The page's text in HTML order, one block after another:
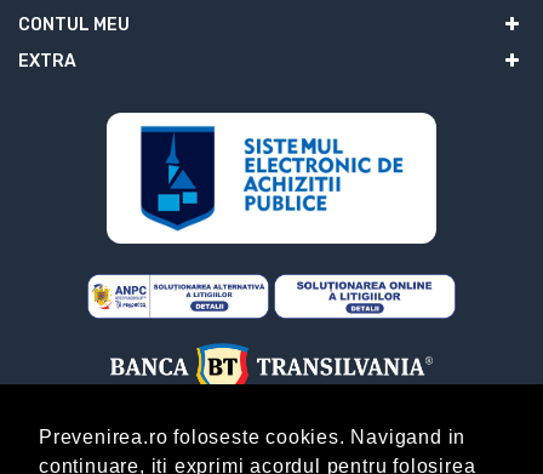
Prevenirea.ro foloseste cookies. Navigand in
continuare, iti exprimi acordul pentru folosirea
CONTUL MEU
EXTRA